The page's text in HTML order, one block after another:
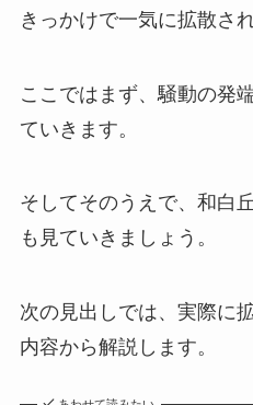
きっかけで一気に拡散さ
ここではまず、騒動の発
ていきます。
そしてそのうえで、和白
も見ていきましょう。
次の見出しでは、実際に
内容から解説します。